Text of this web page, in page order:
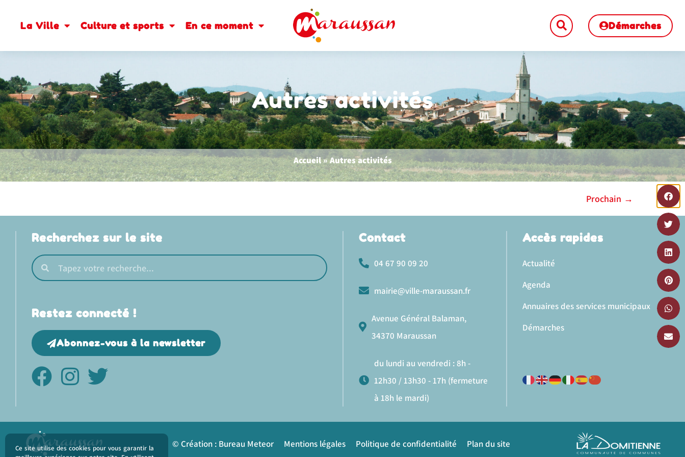
La Ville Culture et sports En ce moment Démarches
Autres activités
Accueil»Autres activités
Prochain →
Recherchez sur le site
Restez connecté !
Abonnez-vous à la newsletter
Contact
04 67 90 09 20
mairie@ville-maraussan.fr
Avenue Général Balaman,
34370 Maraussan
du lundi au vendredi : 8h -
12h30 / 13h30 - 17h (fermeture
à 18h le mardi)
Accès rapides
Actualité
Agenda
Annuaires des services municipaux
Démarches
Ce site utilise des cookies pour vous garantir la
© Création : Bureau Meteor Mentions légales Politique de confidentialité Plan du site